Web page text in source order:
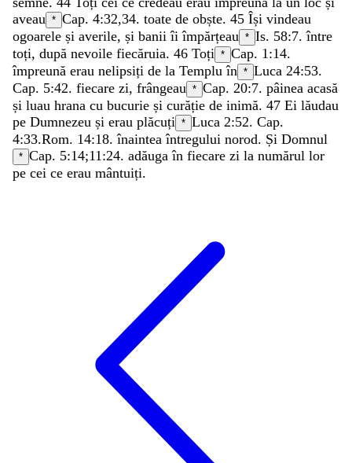
aveau * Cap. 4:32,34. toate de obște. 45 Își vindeau
ogoarele și averile, și baniiîiîmpărțeau * Is. 58:7. între
toți, după nevoile fiecăruia. 46 Toți * Cap. 1:14.
împreună erau nelipsiți de la Templuîn * Luca 24:53.
Cap. 5:42. fiecare zi, frângeau * Cap. 20:7. pâinea acasă
și luau hrana cu bucurie și curăție de inimă. 47 Ei lăudau
pe Dumnezeu și erau plăcuți * Luca 2:52. Cap.
4:33.Rom. 14:18. înainteaîntregului norod. Și Domnul
* Cap. 5:14;11:24. adăugaîn fiecare zi la numărul lor
pe cei ce erau mântuiți.